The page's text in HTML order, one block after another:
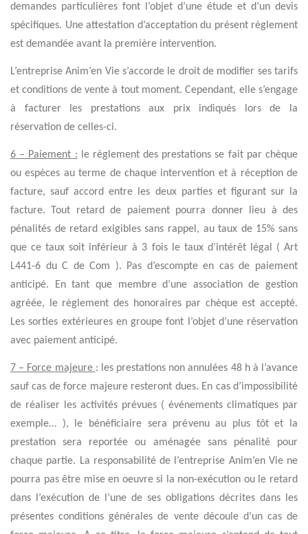
demandes particulières font l’objet d’une étude et d’un devis
spécifiques. Une attestation d’acceptation du présent règlement
est demandée avant la première intervention.
L’entreprise Anim’en Vie s’accorde le droit de modifier ses tarifs
et conditions de vente à tout moment. Cependant, elle s’engage
à facturer les prestations aux prix indiqués lors de la
réservation de celles-ci.
6 – Paiement : le règlement des prestations se fait par chèque
ou espèces au terme de chaque intervention et à réception de
facture, sauf accord entre les deux parties et figurant sur la
facture. Tout retard de paiement pourra donner lieu à des
pénalités de retard exigibles sans rappel, au taux de 15% sans
que ce taux soit inférieur à 3 fois le taux d’intérêt légal ( Art
L441-6 du C de Com ). Pas d’escompte en cas de paiement
anticipé. En tant que membre d’une association de gestion
agréée, le règlement des honoraires par chèque est accepté.
Les sorties extérieures en groupe font l’objet d’une réservation
avec paiement anticipé.
7 – Force majeure : les prestations non annulées 48 h à l’avance
sauf cas de force majeure resteront dues. En cas d’impossibilité
de réaliser les activités prévues ( événements climatiques par
exemple… ), le bénéficiaire sera prévenu au plus tôt et la
prestation sera reportée ou aménagée sans pénalité pour
chaque partie. La responsabilité de l’entreprise Anim’en Vie ne
pourra pas être mise en oeuvre si la non-exécution ou le retard
dans l’exécution de l’une de ses obligations décrites dans les
présentes conditions générales de vente découle d’un cas de